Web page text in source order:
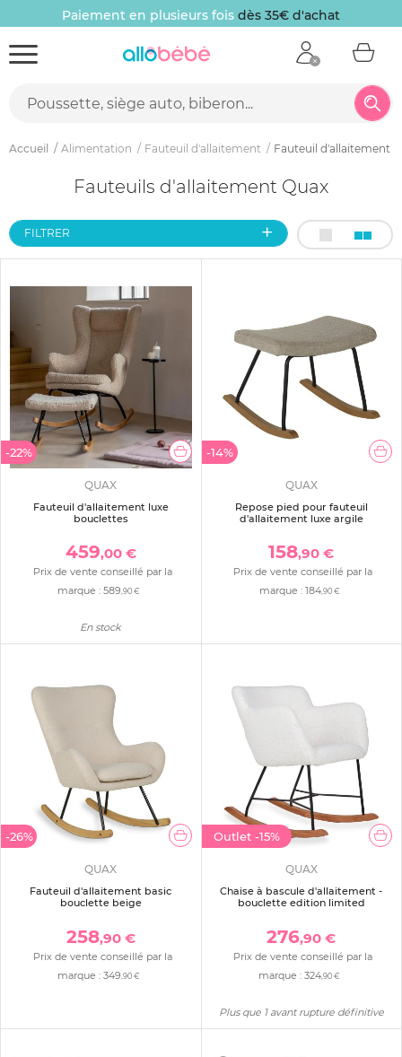
Paiement en plusieurs fois dès 35€ d'achat
Accueil Alimentation Fauteuil d'allaitement Fauteuil d'allaitement
Fauteuils d'allaitement Quax
FILTRER
-22%
QUAX
Fauteuil d'allaitement luxe
bouclettes
459,00 €
Prix de vente conseillé par la
marque :589,90 €
En stock
-14%
QUAX
Repose pied pour fauteuil
d'allaitement luxe argile
158,90 €
Prix de vente conseillé par la
marque : 184,90 €
-26%
QUAX
Fauteuil d'allaitement basic
bouclette beige
258,90 €
Prix de vente conseillé par la
marque :349 ,90 €
Outlet -15%
QUAX
Chaise à bascule d'allaitement -
bouclette edition limited
276,90 €
Prix de vente conseillé par la
marque :324 ,90 €
Plus que 1 avant rupture définitive